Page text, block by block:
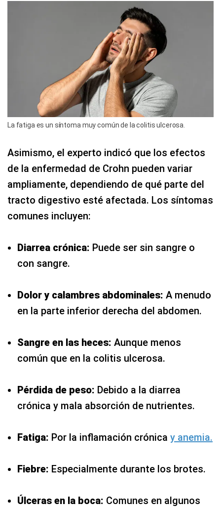
La fatiga es un síntoma muy común de la colitis ulcerosa.
Asimismo, el experto indicó que los efectos
de la enfermedad de Crohn pueden variar
ampliamente, dependiendo de qué parte del
tracto digestivo esté afectada. Los síntomas
comunes incluyen:
Diarrea crónica: Puede ser sin sangre o
con sangre.
Dolor y calambres abdominales: A menudo
en la parte inferior derecha del abdomen.
Sangre en las heces: Aunque menos
común que en la colitis ulcerosa.
Pérdida de peso: Debido a la diarrea
crónica y mala absorción de nutrientes.
Fatiga: Por la inflamación crónica y anemia.
Fiebre: Especialmente durante los brotes.
Úlceras en la boca: Comunes en algunos